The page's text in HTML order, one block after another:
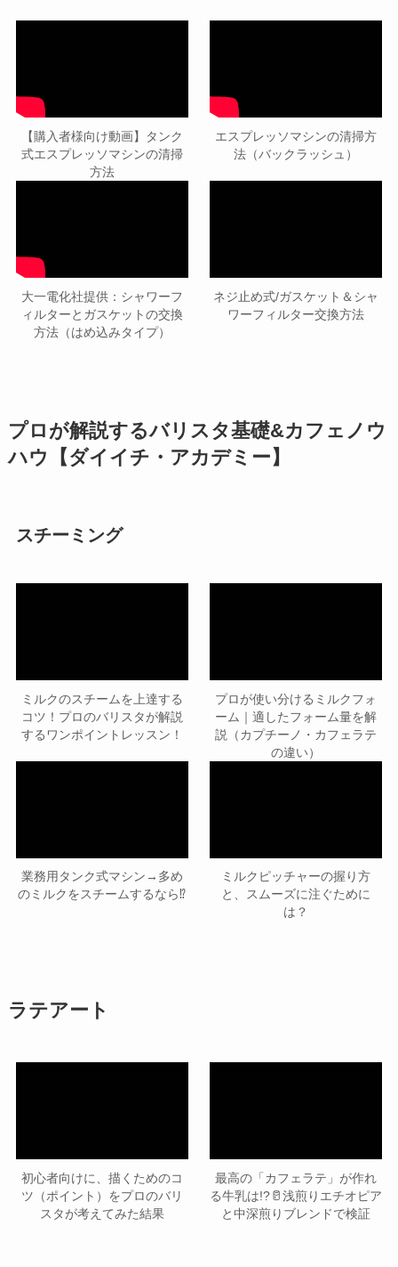
【購入者様向け動画】タンク
式エスプレッソマシンの清掃
方法
エスプレッソマシンの清掃方
法（バックラッシュ）
大一電化社提供：シャワーフ
ィルターとガスケットの交換
方法（はめ込みタイプ）
ネジ止め式/ガスケット＆シャ
ワーフィルター交換方法
プロが解説するバリスタ基礎&カフェノウ
ハウ【ダイイチ・アカデミー】
スチーミング
ミルクのスチームを上達する
コツ！プロのバリスタが解説
するワンポイントレッスン！
プロが使い分けるミルクフォ
ーム｜適したフォーム量を解
説（カプチーノ・カフェラテ
の違い）
業務用タンク式マシン→多め
のミルクをスチームするなら⁉
ミルクピッチャーの握り方
と、スムーズに注ぐために
は？
ラテアート
初心者向けに、描くためのコ
ツ（ポイント）をプロのバリ
スタが考えてみた結果
最高の「カフェラテ」が作れ
る牛乳は!?🥛浅煎りエチオピア
と中深煎りブレンドで検証